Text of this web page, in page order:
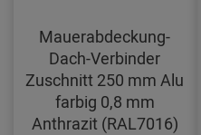
Mauerabdeckung-
Dach-Verbinder
Zuschnitt 250 mm Alu
farbig 0,8 mm
Anthrazit (RAL7016)